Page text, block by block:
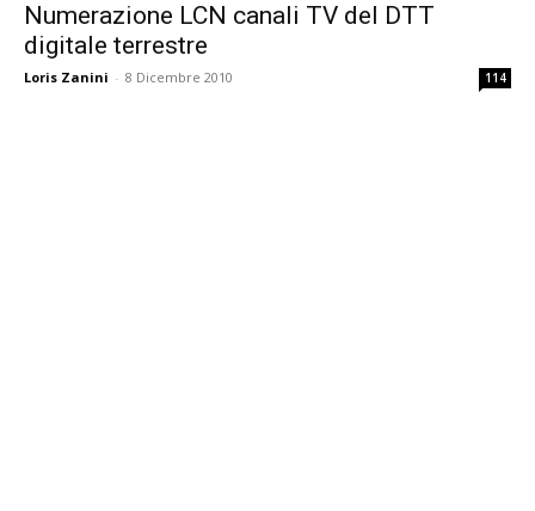
Numerazione LCN canali TV del DTT
digitale terrestre
Loris Zanini - 8 Dicembre 2010 114